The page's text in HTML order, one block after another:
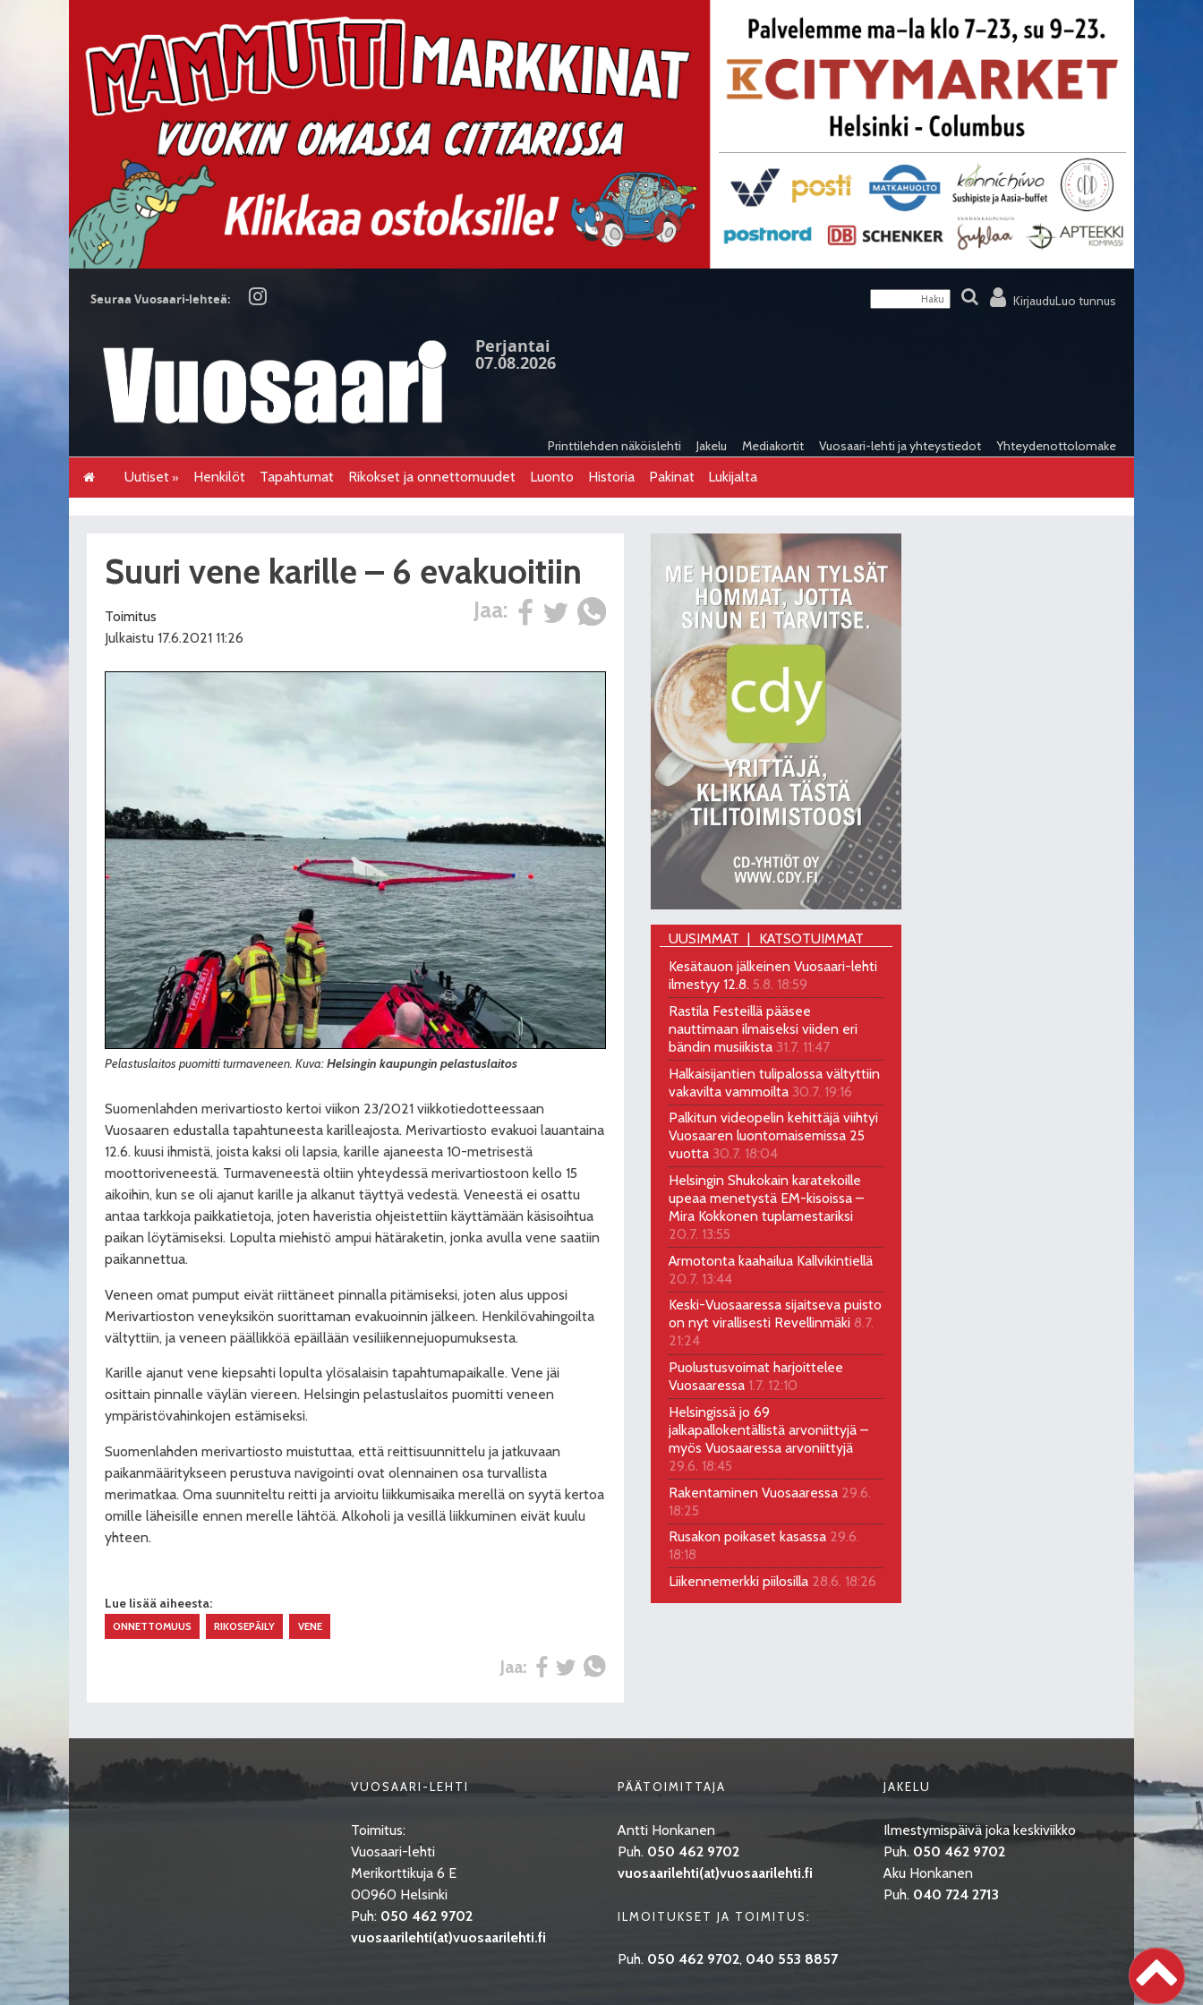
KirjauduLuo tunnus
Seuraa Vuosaari-lehteä:
Perjantai
07.08.2026
Printtilehden näköislehti Jakelu Mediakortit Vuosaari-lehti ja yhteystiedot Yhteydenottolomake
Uutiset Henkilöt Tapahtumat Rikokset ja onnettomuudet Luonto Historia Pakinat Lukijalta
Suuri vene karille – 6 evakuoitiin
Jaa:
Toimitus
Julkaistu 17.6.2021 11:26
Pelastuslaitos puomitti turmaveneen. Kuva:Helsingin kaupungin pelastuslaitos
Suomenlahden merivartiosto kertoi viikon 23/2021 viikkotiedotteessaan
Vuosaaren edustalla tapahtuneesta karilleajosta. Merivartiosto evakuoi lauantaina
12.6. kuusi ihmistä, joista kaksi oli lapsia, karille ajaneesta 10-metrisestä
moottoriveneestä. Turmaveneestä oltiin yhteydessä merivartiostoon kello 15
aikoihin, kun se oli ajanut karille ja alkanut täyttyä vedestä. Veneestä ei osattu
antaa tarkkoja paikkatietoja, joten haveristia ohjeistettiin käyttämään käsisoihtua
paikan löytämiseksi. Lopulta miehistö ampui hätäraketin, jonka avulla vene saatiin
paikannettua.
Veneen omat pumput eivät riittäneet pinnalla pitämiseksi, joten alus upposi
Merivartioston veneyksikön suorittaman evakuoinnin jälkeen. Henkilövahingoilta
vältyttiin, ja veneen päällikköä epäillään vesiliikennejuopumuksesta.
Karille ajanut vene kiepsahti lopulta ylösalaisin tapahtumapaikalle. Vene jäi
osittain pinnalle väylän viereen. Helsingin pelastuslaitos puomitti veneen
ympäristövahinkojen estämiseksi.
Suomenlahden merivartiosto muistuttaa, että reittisuunnittelu ja jatkuvaan
paikanmääritykseen perustuva navigointi ovat olennainen osa turvallista
merimatkaa. Oma suunniteltu reitti ja arvioitu liikkumisaika merellä on syytä kertoa
omille läheisille ennen merelle lähtöä. Alkoholi ja vesillä liikkuminen eivät kuulu
yhteen.
Lue lisää aiheesta:
ONNETTOMUUS RIKOSEPÄILY VENE
Jaa:
UUSIMMAT
KATSOTUIMMAT
Kesätauon jälkeinen Vuosaari-lehti
ilmestyy 12.8. 5.8. 18:59
Rastila Festeillä pääsee
nauttimaan ilmaiseksi viiden eri
bändin musiikista 31.7. 11:47
Halkaisijantien tulipalossa vältyttiin
vakavilta vammoilta 30.7. 19:16
Palkitun videopelin kehittäjä viihtyi
Vuosaaren luontomaisemissa 25
vuotta 30.7. 18:04
Helsingin Shukokain karatekoille
upeaa menetystä EM-kisoissa –
Mira Kokkonen tuplamestariksi
20.7. 13:55
Armotonta kaahailua Kallvikintiellä
20.7. 13:44
Keski-Vuosaaressa sijaitseva puisto
on nyt virallisesti Revellinmäki 8.7.
21:24
Puolustusvoimat harjoittelee
Vuosaaressa 1.7. 12:10
Helsingissä jo 69
jalkapallokentällistä arvoniittyjä –
myös Vuosaaressa arvoniittyjä
29.6. 18:45
Rakentaminen Vuosaaressa 29.6.
18:25
Rusakon poikaset kasassa 29.6.
18:18
Liikennemerkki piilosilla 28.6. 18:26
VUOSAARI-LEHTI
Toimitus:
Vuosaari-lehti
Merikorttikuja 6 E
00960 Helsinki
Puh: 050 462 9702
vuosaarilehti(at)vuosaarilehti.fi
PÄÄTOIMITTAJA
Antti Honkanen
Puh. 050 462 9702
vuosaarilehti(at)vuosaarilehti.fi
ILMOITUKSET JA TOIMITUS:
Puh. 050 462 9702, 040 553 8857
JAKELU
Ilmestymispäivä joka keskiviikko
Puh. 050 462 9702
Aku Honkanen
Puh. 040 724 2713